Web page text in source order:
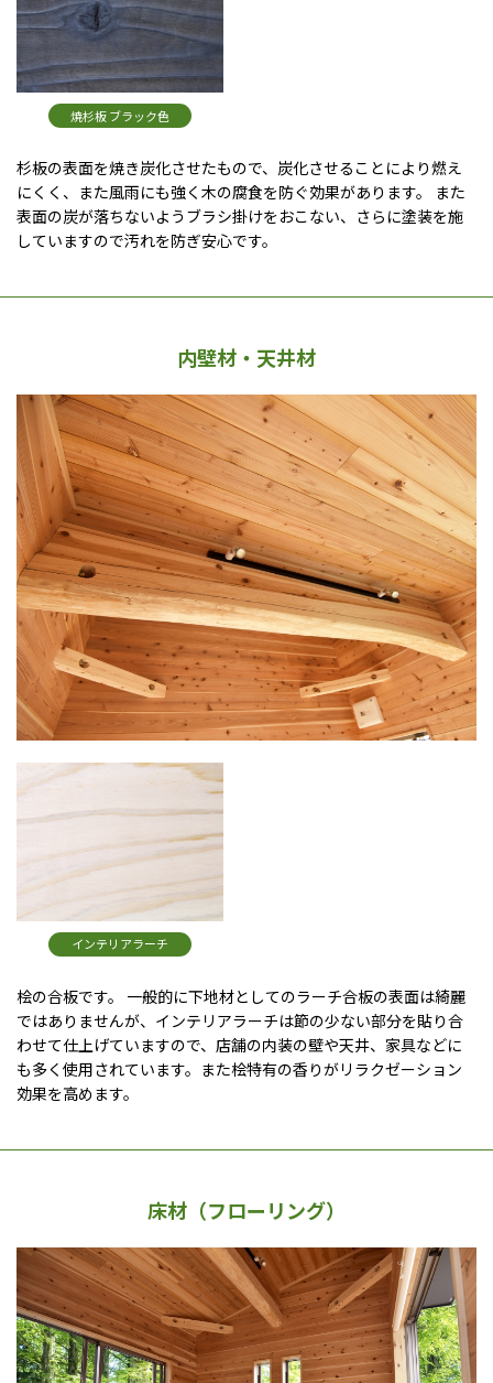
焼杉板 ブラック色
杉板の表面を焼き炭化させたもので、炭化させることにより燃え
にくく、また風雨にも強く木の腐食を防ぐ効果があります。 また
表面の炭が落ちないようブラシ掛けをおこない、さらに塗装を施
していますので汚れを防ぎ安心です。
内壁材・天井材
インテリアラーチ
桧の合板です。 一般的に下地材としてのラーチ合板の表面は綺麗
ではありませんが、インテリアラーチは節の少ない部分を貼り合
わせて仕上げていますので、店舗の内装の壁や天井、家具などに
も多く使用されています。また桧特有の香りがリラクゼーション
効果を高めます。
床材（フローリング）